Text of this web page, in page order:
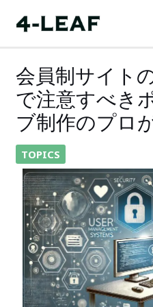
会員制サイト
で注意すべき
ブ制作のプロ
TOPICS